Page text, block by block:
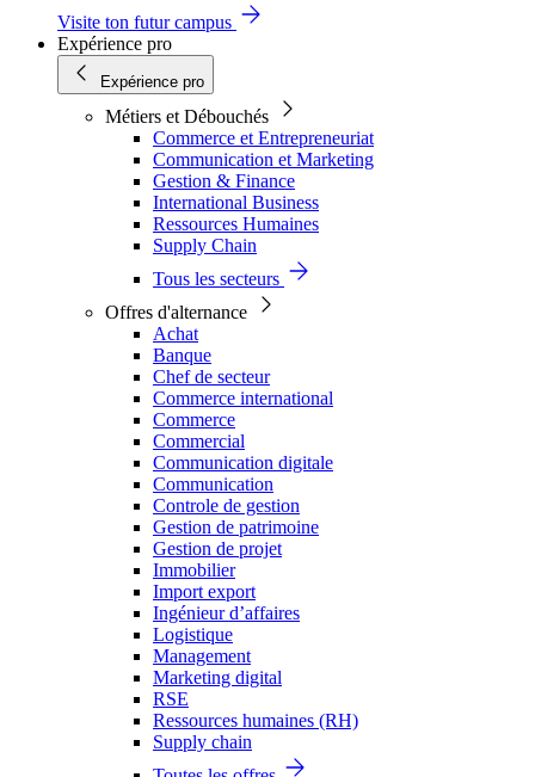
Visite ton futur campus
Expérience pro
Expérience pro
Métiers et Débouchés
Commerce et Entrepreneuriat
Communication et Marketing
Gestion & Finance
International Business
Ressources Humaines
Supply Chain
Tous les secteurs
Offres d'alternance
Achat
Banque
Chef de secteur
Commerce international
Commerce
Commercial
Communication digitale
Communication
Controle de gestion
Gestion de patrimoine
Gestion de projet
Immobilier
Import export
Ingénieur d’affaires
Logistique
Management
Marketing digital
RSE
Ressources humaines (RH)
Supply chain